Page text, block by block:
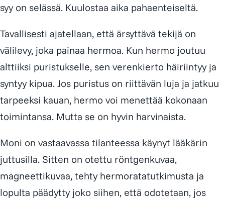
syy on selässä. Kuulostaa aika pahaenteiseltä.
Tavallisesti ajatellaan, että ärsyttävä tekijä on
välilevy, joka painaa hermoa. Kun hermo joutuu
alttiiksi puristukselle, sen verenkierto häiriintyy ja
syntyy kipua. Jos puristus on riittävän luja ja jatkuu
tarpeeksi kauan, hermo voi menettää kokonaan
toimintansa. Mutta se on hyvin harvinaista.
Moni on vastaavassa tilanteessa käynyt lääkärin
juttusilla. Sitten on otettu röntgenkuvaa,
magneettikuvaa, tehty hermoratatutkimusta ja
lopulta päädytty joko siihen, että odotetaan, jos